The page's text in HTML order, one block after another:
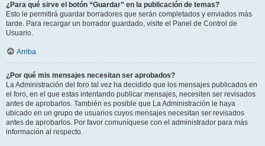
¿Para qué sirve el botón “Guardar” en la publicación de temas?
Esto le permitirá guardar borradores que serán completados y enviados más
tarde. Para recargar un borrador guardado, visite el Panel de Control de
Usuario.
Arriba
¿Por qué mis mensajes necesitan ser aprobados?
La Administración del foro tal vez ha decidido que los mensajes publicados en
el foro, en el que estas intentando publicar mensajes, necesiten ser revisados
antes de aprobarlos. También es posible que La Administración le haya
ubicado en un grupo de usuarios cuyos mensajes necesitan ser revisados
antes de aprobarlos. Por favor comuníquese con el administrador para más
información al respecto.